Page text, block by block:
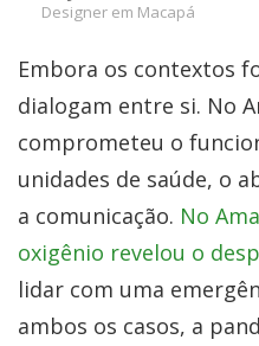
Designer em Macapá
Embora os contextos
dialogam entre si. No
comprometeu o
unidades de saúde, o
a comunicação. No
oxigênio revelou o
lidar com uma
ambos os casos, a